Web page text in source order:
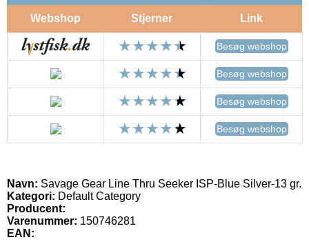
Webshop Stjerner Link
Besøg webshop
Besøg webshop
Besøg webshop
Besøg webshop
Navn: Savage Gear Line Thru Seeker ISP-Blue Silver-13 gr.
Kategori: Default Category
Producent:
Varenummer: 150746281
EAN: